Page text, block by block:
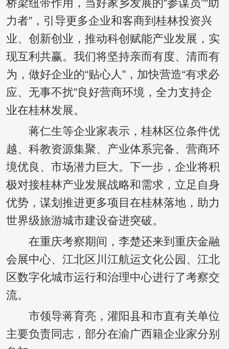
桥梁纽带作用，当好家乡发展的“参谋员”“助
力者”，引导更多企业和客商到桂林投资兴
业、创新创业，推动科创赋能产业发展，实
现互利共赢。我们将坚持亲而有度、清而有
为，做好企业的“贴心人”，加快营造“有求必
应、无事不扰”良好营商环境，全力支持企
业在桂林发展。
蒋仁生等企业家表示，桂林区位条件优
越、科教资源集聚、产业体系完备、营商环
境优良、市场潜力巨大。下一步，企业将积
极对接桂林产业发展战略和需求，立足自身
优势，谋划推进更多项目在桂林落地，助力
世界级旅游城市建设奋进突破。
在重庆考察期间，李楚还来到重庆金融
会展中心、江北区川江航运文化公园、江北
区数字化城市运行和治理中心进行了考察交
流。
市领导蒋育亮，灌阳县和市直有关单位
主要负责同志，部分在渝广西籍企业家分别